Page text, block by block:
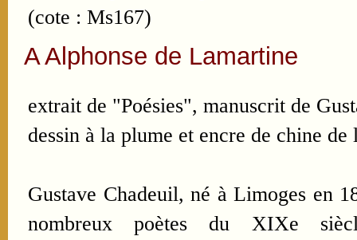
(cote : Ms167)
A Alphonse de Lamartine
extrait de "Poésies", manuscrit de
dessin à la plume et encre de chine de
Gustave Chadeuil, né à Limoges en
nombreux poètes du XIXe